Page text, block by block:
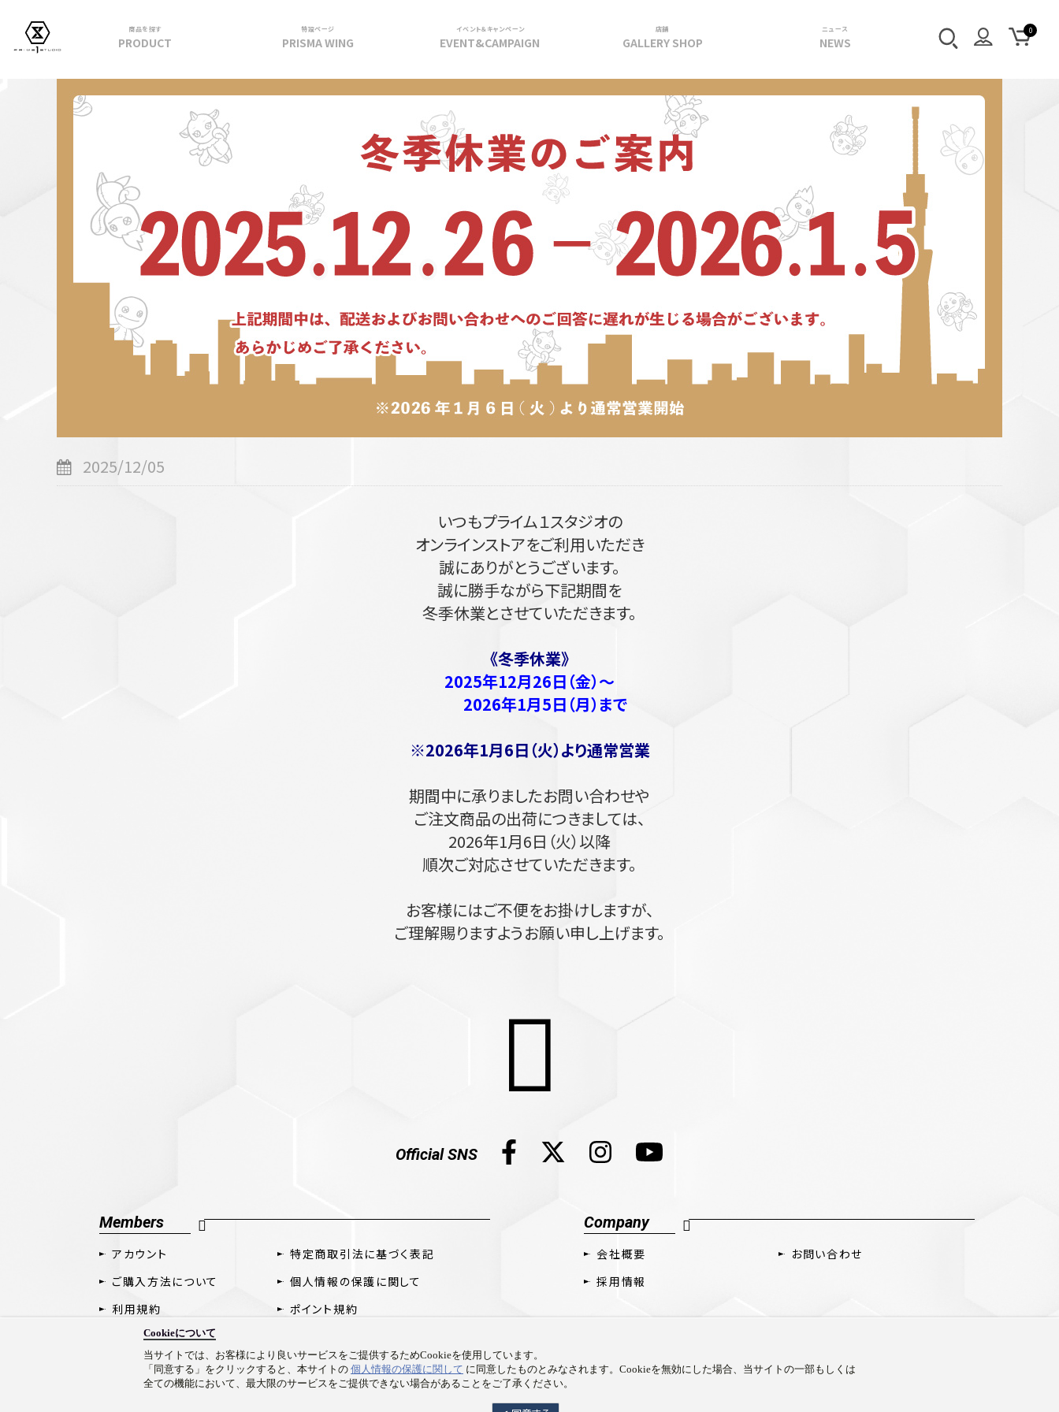
Cookieについて
当サイトでは、お客様により良いサービスをご提供するためCookieを使用しています。
「同意する」をクリックすると、本サイトの 個人情報の保護に関して に同意したものとみなされます。Cookieを無効にした場合、当サイトの一部もしくは
全ての機能において、最大限のサービスをご提供できない場合があることをご了承ください。
商品を探す
PRODUCT
フィギュア
PRIME COLLECTIBLE FIGURE
VIEW ALL...
グッズ
特設ページ
PRISMA WING
イベント＆キャンペーン
EVENT&CAMPAIGN
店舗
GALLERY SHOP
ニュース
NEWS
2025/12/05
いつもプライム１スタジオの
オンラインストアをご利用いただき
誠にありがとうございます。
誠に勝手ながら下記期間を
冬季休業とさせていただきます。
《冬季休業》
2025年12月26日（金）～
2026年1月5日（月）まで
※2026年1月6日（火）より通常営業
期間中に承りましたお問い合わせや
ご注文商品の出荷につきましては、
2026年1月6日（火）以降
順次ご対応させていただきます。
お客様にはご不便をお掛けしますが、
ご理解賜りますようお願い申し上げます。
Official SNS
Members
アカウント
ご購入方法について
利用規約
特定商取引法に基づく表記
個人情報の保護に関して
ポイント規約
Company
会社概要
採用情報
お問い合わせ